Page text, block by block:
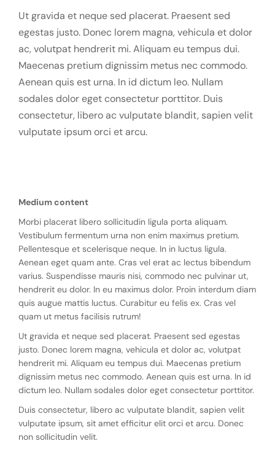
Ut gravida et neque sed placerat. Praesent sed
egestas justo. Donec lorem magna, vehicula et dolor
ac, volutpat hendrerit mi. Aliquam eu tempus dui.
Maecenas pretium dignissim metus nec commodo.
Aenean quis est urna. In id dictum leo. Nullam
sodales dolor eget consectetur porttitor. Duis
consectetur, libero ac vulputate blandit, sapien velit
vulputate ipsum orci et arcu.
Medium content
Morbi placerat libero sollicitudin ligula porta aliquam.
Vestibulum fermentum urna non enim maximus pretium.
Pellentesque et scelerisque neque. In in luctus ligula.
Aenean eget quam ante. Cras vel erat ac lectus bibendum
varius. Suspendisse mauris nisi, commodo nec pulvinar ut,
hendrerit eu dolor. In eu maximus dolor. Proin interdum diam
quis augue mattis luctus. Curabitur eu felis ex. Cras vel
quam ut metus facilisis rutrum!
Ut gravida et neque sed placerat. Praesent sed egestas
justo. Donec lorem magna, vehicula et dolor ac, volutpat
hendrerit mi. Aliquam eu tempus dui. Maecenas pretium
dignissim metus nec commodo. Aenean quis est urna. In id
dictum leo. Nullam sodales dolor eget consectetur porttitor.
Duis consectetur, libero ac vulputate blandit, sapien velit
vulputate ipsum, sit amet efficitur elit orci et arcu. Donec
non sollicitudin velit.